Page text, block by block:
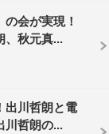
ふりもあっ
にしたいで
ぶ、こんな光
会が実現！
、秋元真...
出川哲朗と電
川哲朗の...